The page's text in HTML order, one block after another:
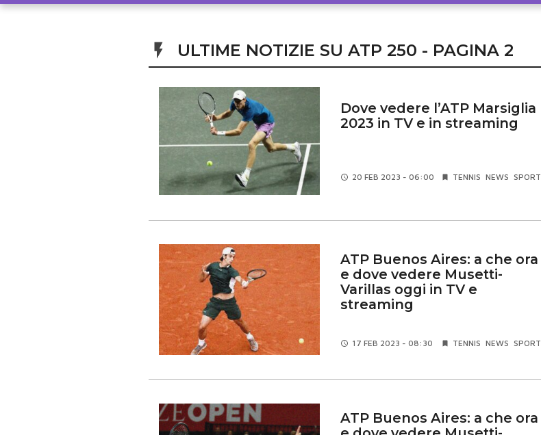
ULTIME NOTIZIE SU ATP 250 - PAGINA 2
Dove vedere l’ATP Marsiglia
2023 in TV e in streaming
20 FEB 2023 - 06:00 TENNIS NEWS SPORT
ATP Buenos Aires: a che ora
e dove vedere Musetti-
Varillas oggi in TV e
streaming
17 FEB 2023 - 08:30 TENNIS NEWS SPORT
ATP Buenos Aires: a che ora